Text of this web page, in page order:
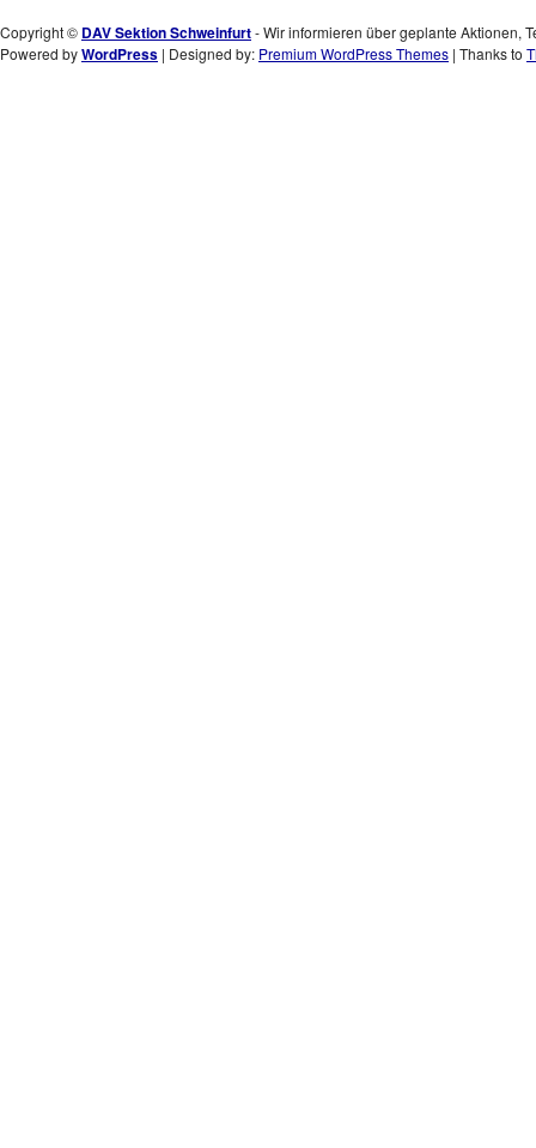
Copyright © DAV Sektion Schweinfurt- Wir informieren über geplante Aktionen,
Powered byWordPress | Designed by: Premium WordPress Themes | Thanks to